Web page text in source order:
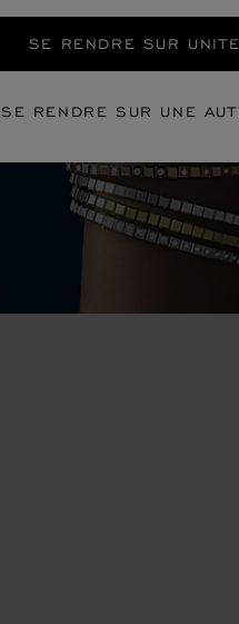
SE RENDRE SUR
SE RENDRE SUR UNE